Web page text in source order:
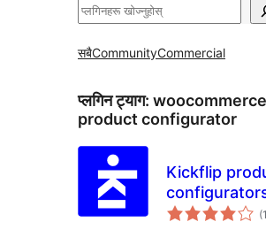
खोज्नुहोस्
सबैCommunityCommercial
प्लगिन ट्याग: woocommerce
product configurator
Kickflip
(1